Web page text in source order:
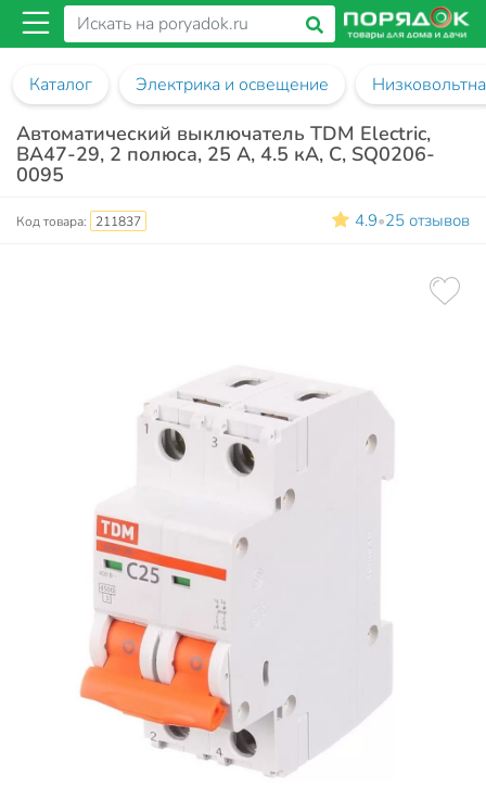
Каталог Электрика и освещение
Автоматический выключатель TDM Electric,
ВА47-29, 2 полюса, 25 А, 4.5 кА, С, SQ0206-
0095
Код товара: 211837 4.9•25 отзывов